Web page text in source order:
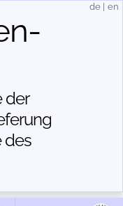
der
des
de en